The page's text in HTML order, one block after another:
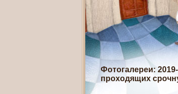
Фотогалереи:
проходящих